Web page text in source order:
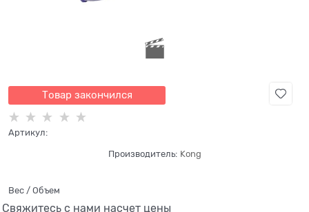
Товар закончился
Артикул:
Производитель: Kong
Вес / Объем
Свяжитесь с нами насчет цены